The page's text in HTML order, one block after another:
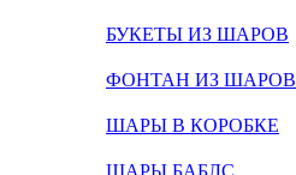
БУКЕТЫ ИЗ ШАРОВ
ФОНТАН ИЗ ШАРОВ
ШАРЫ В КОРОБКЕ
ШАРЫ БАБЛС